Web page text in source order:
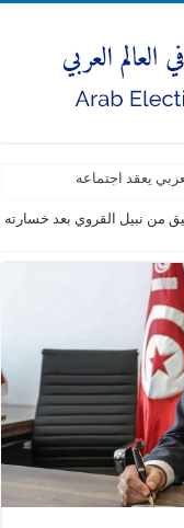
يعقد اجتماعه
من نبيل القروي بعد خسارته